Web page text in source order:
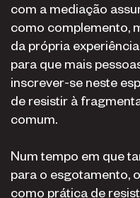
com a mediação
como complemento,
da própria
para que mais
inscrever-se neste
de resistir à
comum.
Num tempo em que
para o esgotamento,
como prática de